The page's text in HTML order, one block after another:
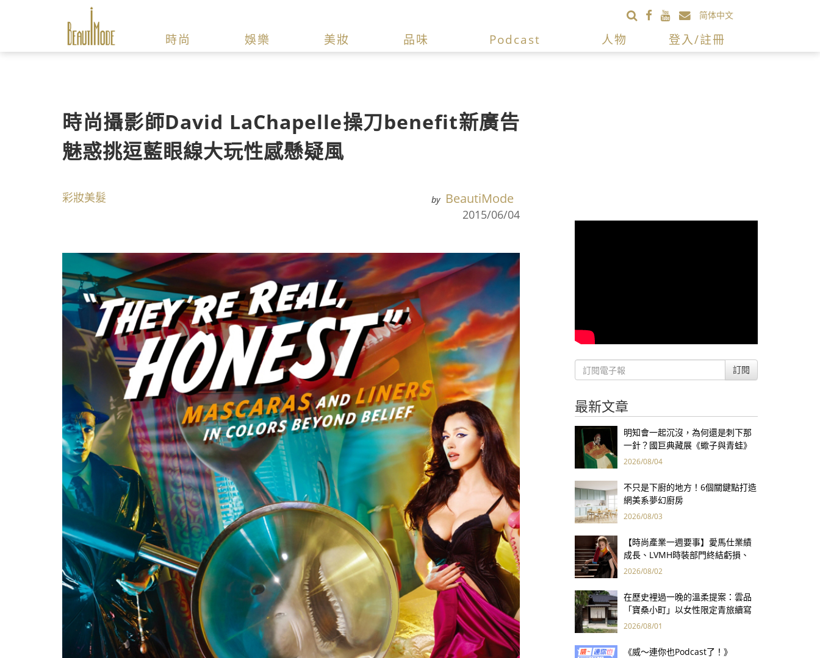
简体中文
時尚 娛樂 美妝 品味 Podcast 人物 登入/註冊
時尚攝影師David LaChapelle操刀benefit新廣告
魅惑挑逗藍眼線大玩性感懸疑風
彩妝美髮 by BeautiMode
2015/06/04
訂閱
最新文章
明知會一起沉沒，為何還是刺下那
一針？國巨典藏展《蠍子與青蛙》
用66件名作拷問人性
2026/08/04
不只是下廚的地方！6個關鍵點打造
網美系夢幻廚房
2026/08/03
【時尚產業一週要事】愛馬仕業績
成長、LVMH時裝部門終結虧損、
Kering轉型策略初現成效、Prada
2026/08/02
在歷史裡過一晚的溫柔提案：雲品
「寶桑小町」以女性限定青旅續寫
台東老屋記憶
2026/08/01
《威～連你也Podcast了！》